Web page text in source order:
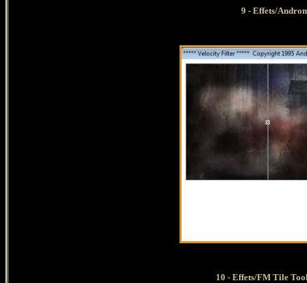
9 - Effets/
10 - Effets/FM Tile